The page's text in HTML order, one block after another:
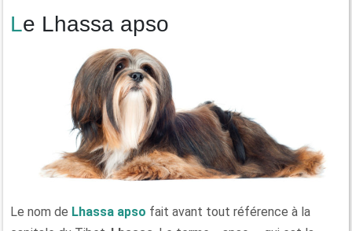
Le Lhassa apso
Le nom de Lhassa apso fait avant tout référence à la